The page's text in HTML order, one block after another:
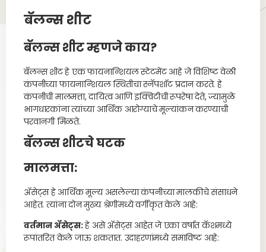
बॅलन्स शीट
बॅलन्स शीट म्हणजे काय?
बॅलन्स शीट हे एक फायनान्शियल स्टेटमेंट आहे जे विशिष्ट वेळी
कंपनीच्या फायनान्शियल स्थितीचा स्नॅपशॉट प्रदान करते. हे
कंपनीची मालमत्ता, दायित्व आणि इक्विटीची रूपरेषा देते, ज्यामुळे
भागधारकांना त्यांच्या आर्थिक आरोग्याचे मूल्यांकन करण्याची
परवानगी मिळते.
बॅलन्स शीटचे घटक
मालमत्ता:
ॲसेट्स हे आर्थिक मूल्य असलेल्या कंपनीच्या मालकीचे संसाधने
आहेत. त्यांना दोन मुख्य श्रेणींमध्ये वर्गीकृत केले आहे:
वर्तमान ॲसेट्स:हे असे ॲसेट्स आहेत जे एका वर्षात कॅशमध्ये
रूपांतरित केले जाऊ शकतात. उदाहरणांमध्ये समाविष्ट आहे: